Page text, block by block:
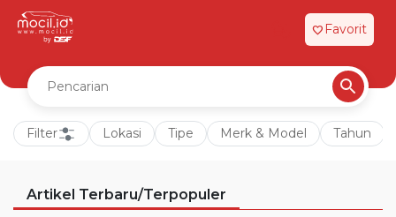
favorite Favorit
Filter Lokasi Tipe Merk & Model Tahun
Artikel Terbaru/Terpopuler